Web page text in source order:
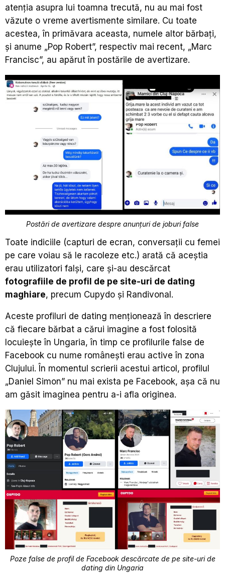
atenția asupra lui toamna trecută, nu au mai fost
văzute o vreme avertismente similare. Cu toate
acestea, în primăvara aceasta, numele altor bărbați,
și anume „Pop Robert”, respectiv mai recent, „Marc
Francisc”, au apărut în postările de avertizare.
Postări de avertizare despre anunțuri de joburi false
Toate indiciile (capturi de ecran, conversații cu femei
pe care voiau să le racoleze etc.) arată că aceștia
erau utilizatori falși, care și-au descărcat
fotografiile de profil de pe site-uri de dating
maghiare, precum Cupydo și Randivonal.
Aceste profiluri de dating menționează în descriere
că fiecare bărbat a cărui imagine a fost folosită
locuiește în Ungaria, în timp ce profilurile false de
Facebook cu nume românești erau active în zona
Clujului. În momentul scrierii acestui articol, profilul
„Daniel Simon” nu mai exista pe Facebook, așa că nu
am găsit imaginea pentru a-i afla originea.
Poze false de profil de Facebook descărcate de pe site-uri de
dating din Ungaria